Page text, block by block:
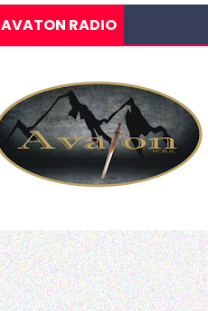
AVATON RADIO